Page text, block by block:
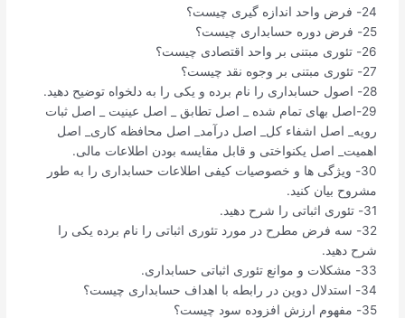
24- فرض واحد اندازه گیری چیست؟
25- فرض دوره حسابداری چیست؟
26- تئوری مبتنی بر واحد اقتصادی چیست؟
27- تئوری مبتنی بر وجوه نقد چیست؟
28- اصول حسابداری را نام برده و یکی را به دلخواه توضیح دهید.
29-اصل بهای تمام شده _ اصل تطابق _ اصل عینیت _ اصل ثبات
رویه_ اصل اشفاء کل_ اصل درآمد_ اصل محافظه کاری_ اصل
اهمیت_ اصل یکنواختی و قابل مقایسه بودن اطلاعات مالی.
30- ویژگی ها و خصوصیات کیفی اطلاعات حسابداری را به طور
مشروح بیان کنید.
31- تئوری اثباتی را شرح دهید.
32- سه فرض مطرح در مورد تئوری اثباتی را نام برده یکی را
شرح دهید.
33- مشکلات و موانع تئوری اثباتی حسابداری.
34- استدلال دوین در رابطه با اهداف حسابداری چیست؟
35- مفهوم ارزش افزوده سود چیست؟